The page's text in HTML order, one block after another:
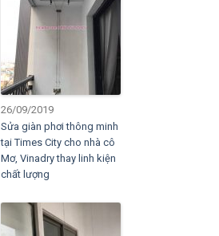
26/09/2019
Sửa giàn phơi thông minh
tại Times City cho nhà cô
Mơ, Vinadry thay linh kiện
chất lượng